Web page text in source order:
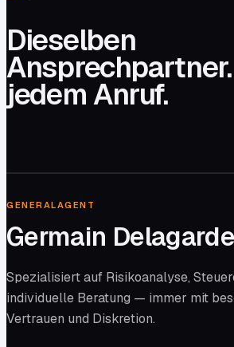
Dieselben
jedem Anruf.
GENERALAGENT
Germain
Spezialisiert auf Risikoanalyse,
individuelle Beratung — immer mit
Vertrauen und Diskretion.